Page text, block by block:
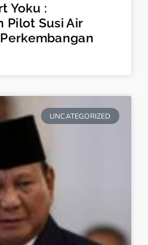
Yoku :
Pilot Susi Air
UNCATEGORIZED